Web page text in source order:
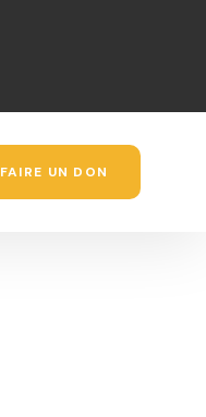
FAIRE UN DON